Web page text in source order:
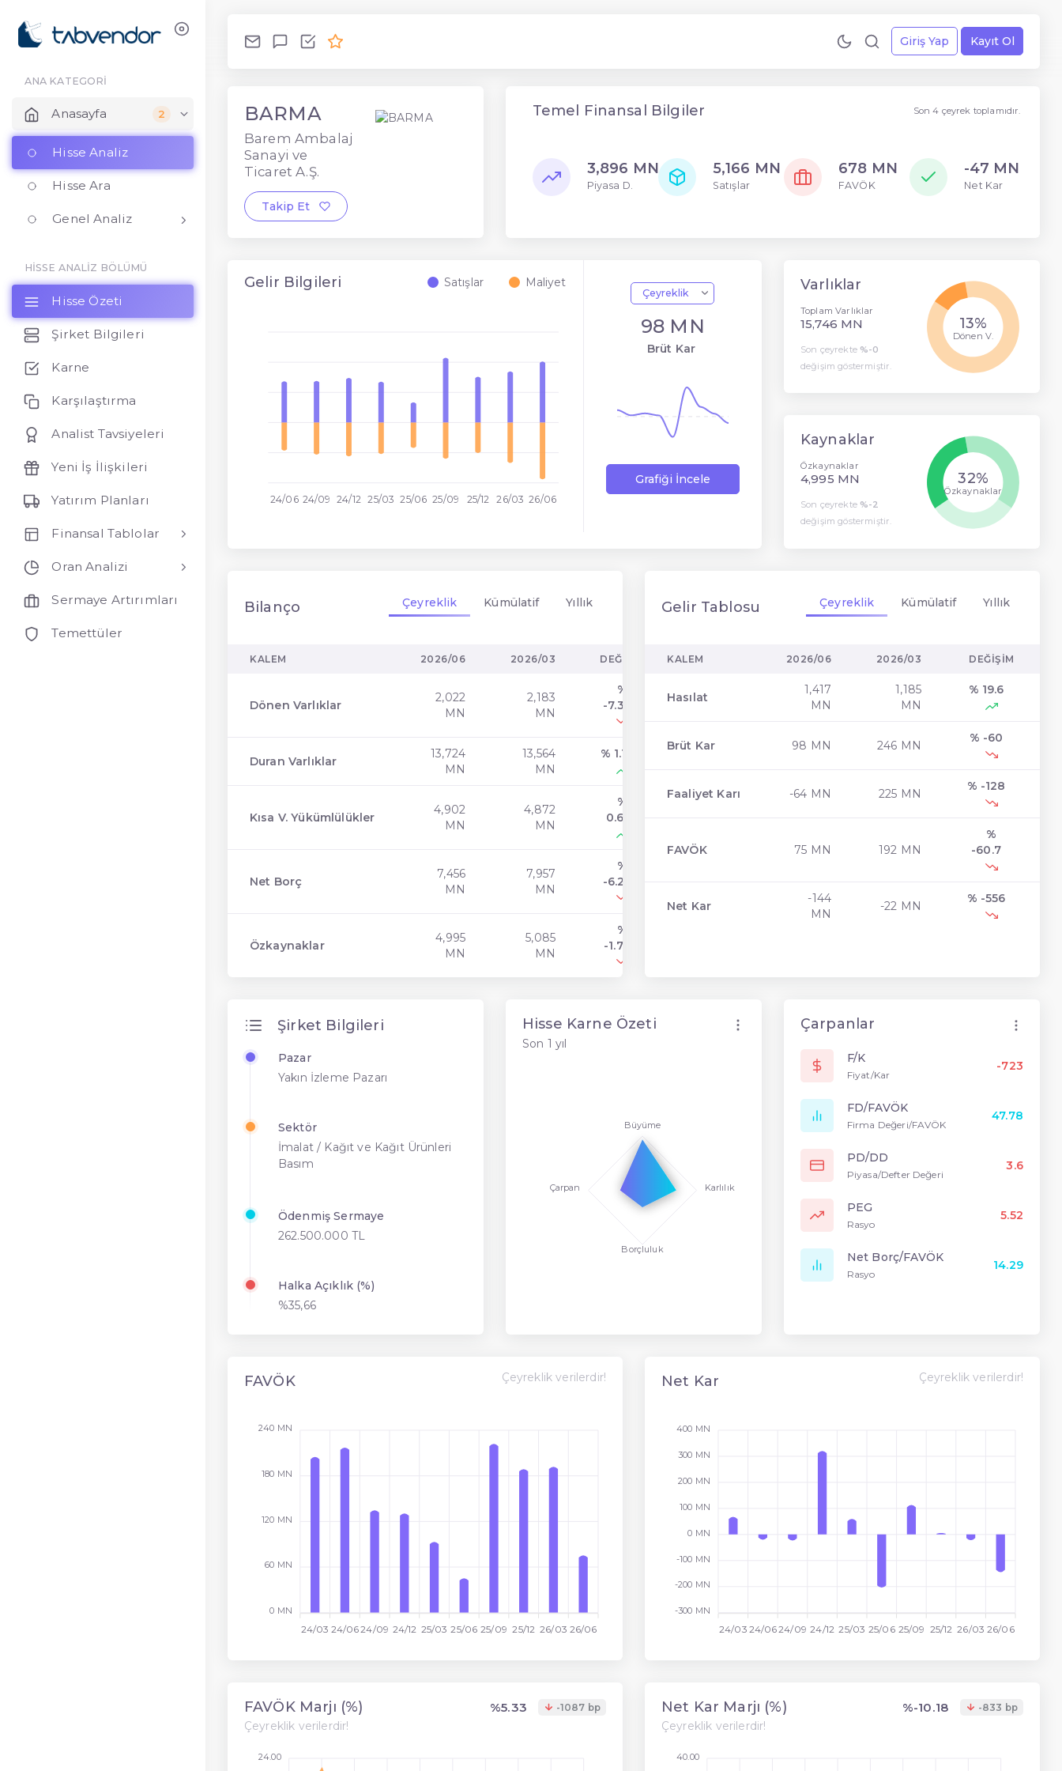
Giriş Yap Kayıt Ol
ANA KATEGORİ
Anasayfa 2
Hisse Analiz
Hisse Ara
Genel Analiz
HİSSE ANALİZ BÖLÜMÜ
Hisse Özeti
Şirket Bilgileri
Karne
Karşılaştırma
Analist Tavsiyeleri
Yeni İş İlişkileri
Yatırım Planları
Finansal Tablolar
Oran Analizi
Sermaye Artırımları
Temettüler
BARMA
Barem Ambalaj
Sanayi ve
Ticaret A.Ş.
Takip Et
Temel Finansal Bilgiler Son 4 çeyrek toplamıdır.
3,896 MN
Piyasa D.
5,166 MN
Satışlar
678 MN
FAVÖK
-47 MN
Net Kar
Gelir Bilgileri Satışlar Maliyet
24/06 24/09 24/12 25/03 25/06 25/09 25/12 26/03 26/06
Çeyreklik
98 MN
Brüt Kar
Grafiği İncele
Varlıklar
Toplam Varlıklar
15,746 MN
Son çeyrekte %-0
değişim göstermiştir.
Dönen V.
13%
Kaynaklar
Özkaynaklar
4,995 MN
Son çeyrekte %-2
değişim göstermiştir.
Özkaynaklar
32%
Bilanço Çeyreklik Kümülatif Yıllık
KALEM 2026/06 2026/03 DEĞIŞIM
Dönen Varlıklar
2,022
MN
2,183
MN
%
-7.37
Duran Varlıklar
13,724
MN
13,564
MN
% 1.18
Kısa V. Yükümlülükler
4,902
MN
4,872
MN
%
0.61
Net Borç
7,456
MN
7,957
MN
%
-6.29
Özkaynaklar
4,995
MN
5,085
MN
%
-1.77
Gelir Tablosu Çeyreklik Kümülatif Yıllık
KALEM 2026/06 2026/03 DEĞIŞIM
Hasılat
1,417
MN
1,185
MN
% 19.6
Brüt Kar 98 MN 246 MN
% -60
Faaliyet Karı -64 MN 225 MN
% -128
FAVÖK 75 MN 192 MN
%
-60.7
Net Kar
-144
MN
-22 MN
% -556
Şirket Bilgileri
Pazar
Yakın İzleme Pazarı
Sektör
İmalat / Kağıt ve Kağıt Ürünleri
Basım
Ödenmiş Sermaye
262.500.000 TL
Halka Açıklık (%)
%35,66
Hisse Karne Özeti
Son 1 yıl
Büyüme
Karlılık
Borçluluk
Çarpan
Çarpanlar
F/K
Fiyat/Kar
-723
FD/FAVÖK
Firma Değeri/FAVÖK
47.78
PD/DD
Piyasa/Defter Değeri
3.6
PEG
Rasyo
5.52
Net Borç/FAVÖK
Rasyo
14.29
FAVÖK Çeyreklik verilerdir!
24/03 24/0624/09 24/12 25/03 25/06 25/09 25/12 26/03 26/06
240 MN
180 MN
120 MN
60 MN
0 MN
Net Kar Çeyreklik verilerdir!
24/0324/0624/09 24/12 25/03 25/06 25/09 25/12 26/03 26/06
400 MN
300 MN
200 MN
100 MN
0 MN
-100 MN
-200 MN
-300 MN
FAVÖK Marjı (%)
Çeyreklik verilerdir!
%5.33 -1087 bp
24.00
Net Kar Marjı (%)
Çeyreklik verilerdir!
%-10.18 -833 bp
40.00